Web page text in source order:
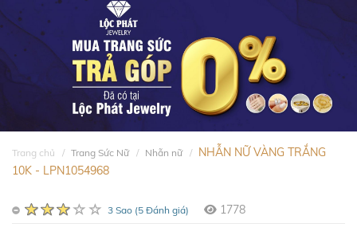
Trang chủ Trang Sức Nữ Nhẫn nữ
NHẪN NỮ VÀNG TRẮNG
10K - LPN1054968
3 Sao (5 Đánh giá) 1778